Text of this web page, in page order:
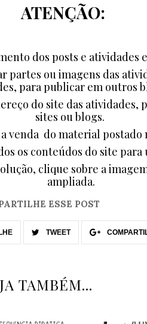
ATENÇÃO:
dos posts e atividades
partes ou imagens das
para publicar em outros
do site das atividades,
sites ou blogs.
venda do material postado
os conteúdos do site para
clique sobre a
ampliada.
ESSE POST
TWEET
TAMBÉM...